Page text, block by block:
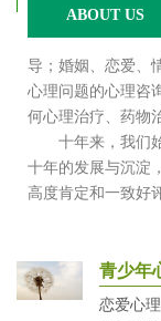
ABOUT US
导；婚姻、恋爱、
心理问题的心理咨
何心理治疗、药物
十年来，我们始
十年的发展与沉淀
高度肯定和一致好
青少年
恋爱心